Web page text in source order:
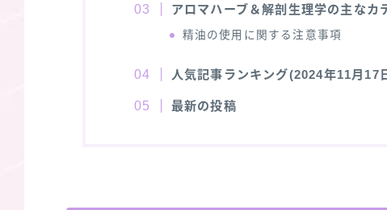
アロマハーブ＆解剖生理学の主な
精油の使用に関する注意事項
人気記事ランキング(2024年11月17
最新の投稿